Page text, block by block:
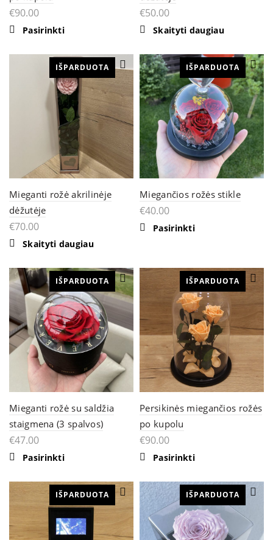
€90.00
Pasirinkti
€50.00
Skaityti daugiau
IŠPARDUOTA
Mieganti rožė akrilinėje
dėžutėje
€70.00
Skaityti daugiau
IŠPARDUOTA
Miegančios rožės stikle
€40.00
PasirinktiThis
variants.
The
options
may
be
chosen
on
the
product
page
IŠPARDUOTA
Mieganti rožė su saldžia
staigmena (3 spalvos)
€47.00
PasirinktiThis
multiple
variants.
The
options
may
be
IŠPARDUOTA
Persikinės miegančios rožės
po kupolu
€90.00
Pasirinkti
IŠPARDUOTA IŠPARDUOTA